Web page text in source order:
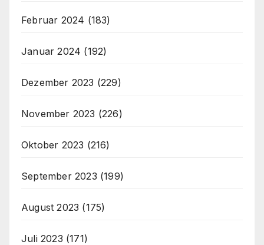
Februar 2024 (183)
Januar 2024 (192)
Dezember 2023 (229)
November 2023 (226)
Oktober 2023 (216)
September 2023 (199)
August 2023 (175)
Juli 2023 (171)